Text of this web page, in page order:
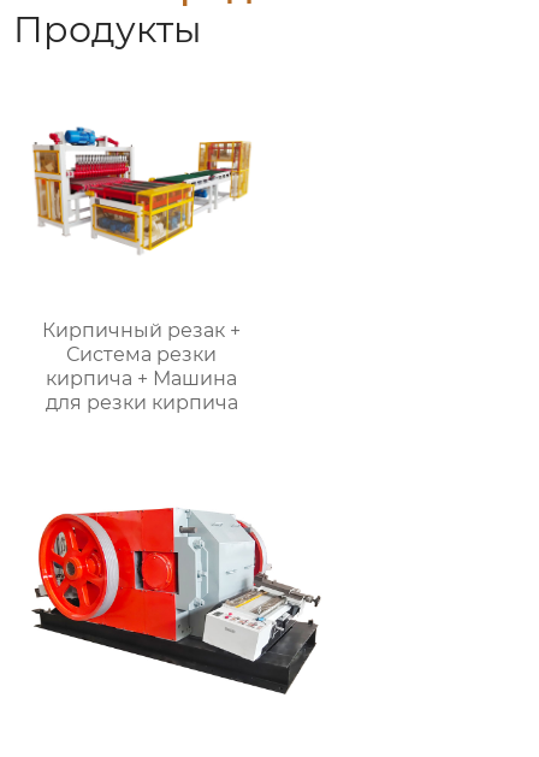
Продукты
Кирпичный резак +
Система резки
кирпича + Машина
для резки кирпича